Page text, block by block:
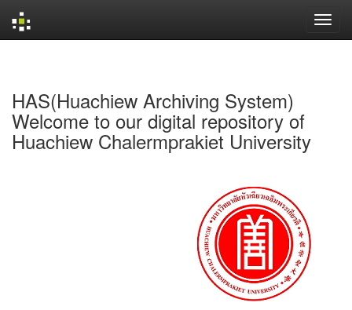
HAS(Huachiew Archiving System)
Welcome to our digital repository of
Huachiew Chalermprakiet University